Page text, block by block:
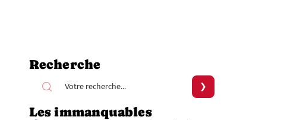
Recherche
Les immanquables